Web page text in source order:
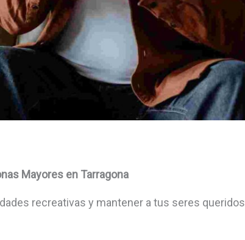
Mayores en Tarragona
recreativas y mantener a tus seres queridos